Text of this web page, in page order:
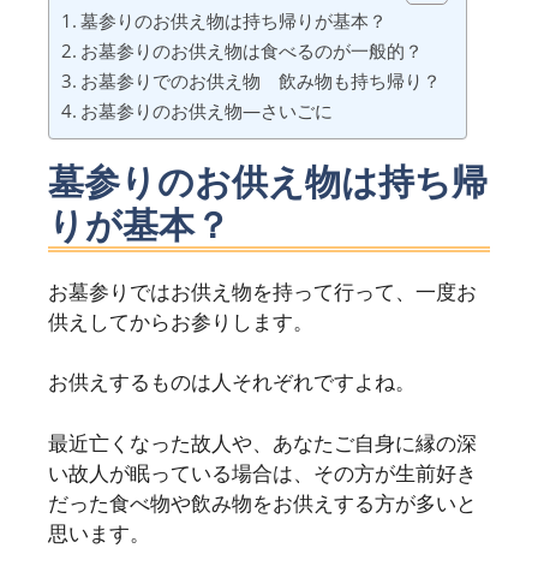
墓参りのお供え物は持ち帰りが基本？
お墓参りのお供え物は食べるのが一般的？
お墓参りでのお供え物 飲み物も持ち帰り？
お墓参りのお供え物―さいごに
墓参りのお供え物は持ち帰
りが基本？
お墓参りではお供え物を持って行って、一度お
供えしてからお参りします。
お供えするものは人それぞれですよね。
最近亡くなった故人や、あなたご自身に縁の深
い故人が眠っている場合は、その方が生前好き
だった食べ物や飲み物をお供えする方が多いと
思います。